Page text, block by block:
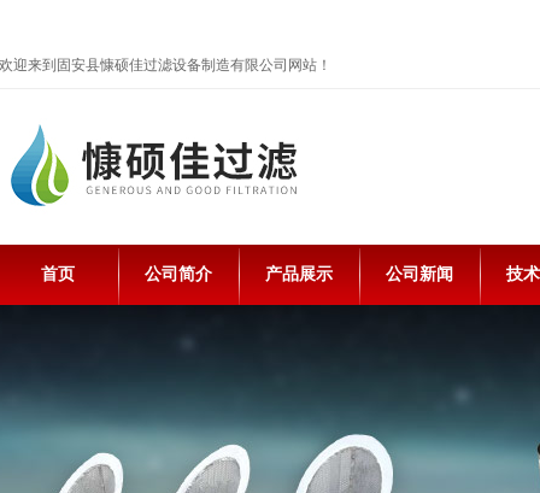
欢迎来到固安县慷硕佳过滤设备制造有限公司网站！
首页 公司简介 产品展示 公司新闻 技